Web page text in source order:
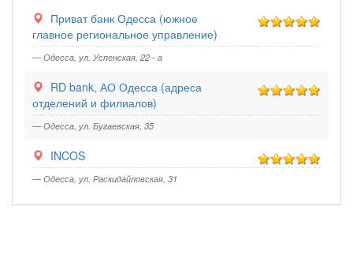
Приват банк Одесса (южное
главное региональное управление)
— Одесса, ул. Успенская, 22 - а
RD bank, АО Одесса (адреса
отделений и филиалов)
— Одесса, ул. Бугаевская, 35
INCOS
— Одесса, ул. Раскидайловская, 31